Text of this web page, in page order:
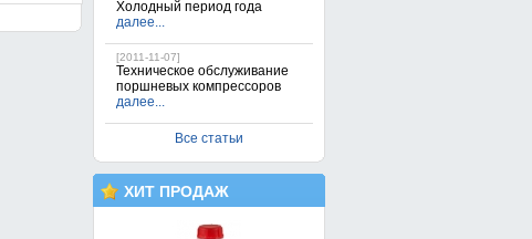
Холодный период года
далее...
[2011-11-07]
Техническое обслуживание
поршневых компрессоров
далее...
Все статьи
ХИТ ПРОДАЖ
Поршневой компрессор FIAC
AB 100/360-TС
32 900грн.